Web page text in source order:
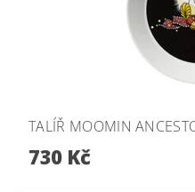
TALÍŘ MOOMIN
730 Kč